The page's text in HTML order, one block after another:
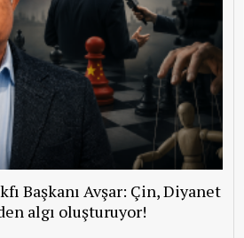
Başkanı Avşar: Çin, Diyanet
algı oluşturuyor!